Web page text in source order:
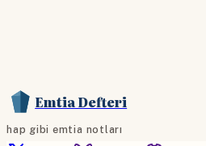
Emtia Defteri
hap gibi emtia notları